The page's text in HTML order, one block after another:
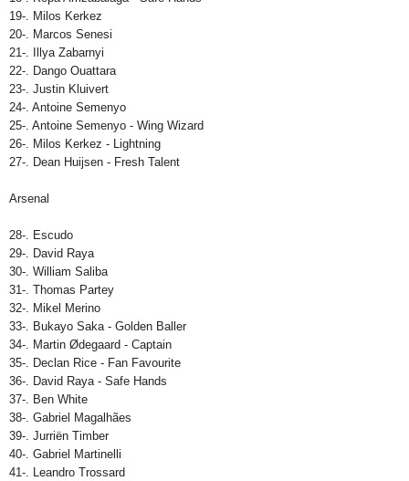
19-. Milos Kerkez
20-. Marcos Senesi
21-. Illya Zabarnyi
22-. Dango Ouattara
23-. Justin Kluivert
24-. Antoine Semenyo
25-. Antoine Semenyo - Wing Wizard
26-. Milos Kerkez - Lightning
27-. Dean Huijsen - Fresh Talent
Arsenal
28-. Escudo
29-. David Raya
30-. William Saliba
31-. Thomas Partey
32-. Mikel Merino
33-. Bukayo Saka - Golden Baller
34-. Martin Ødegaard - Captain
35-. Declan Rice - Fan Favourite
36-. David Raya - Safe Hands
37-. Ben White
38-. Gabriel Magalhães
39-. Jurriën Timber
40-. Gabriel Martinelli
41-. Leandro Trossard